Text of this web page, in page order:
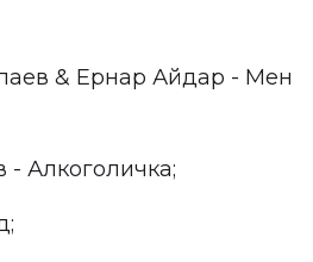
& Ернар Айдар - Мен
- Алкоголичка;